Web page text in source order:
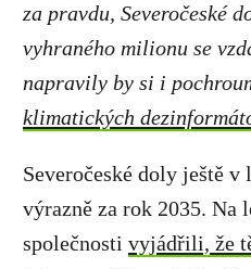
za pravdu, Severočeské
vyhraného milionu se
napravily by si i
klimatických
Severočeské doly ještě
výrazně za rok 2035. Na
společnosti vyjádřili, že